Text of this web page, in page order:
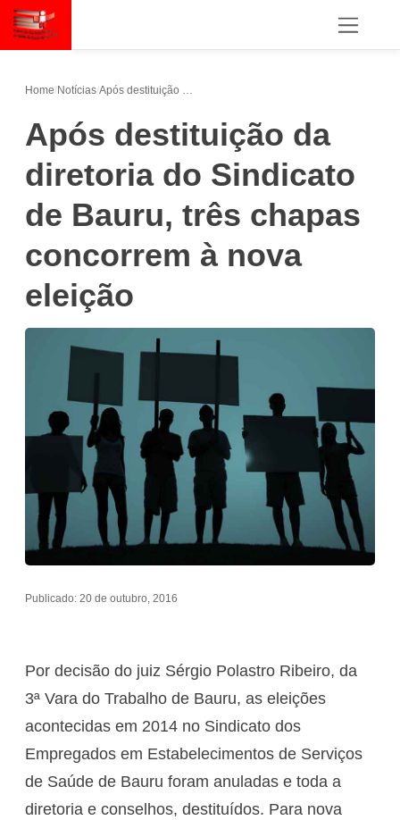
Home/Notícias/
Após destituição da
diretoria do Sindicato
de Bauru, três chapas
concorrem à nova
eleição
Publicado: 20 de outubro, 2016
Por decisão do juiz Sérgio Polastro Ribeiro, da
3ª Vara do Trabalho de Bauru, as eleições
acontecidas em 2014 no Sindicato dos
Empregados em Estabelecimentos de Serviços
de Saúde de Bauru foram anuladas e toda a
diretoria e conselhos, destituídos. Para nova